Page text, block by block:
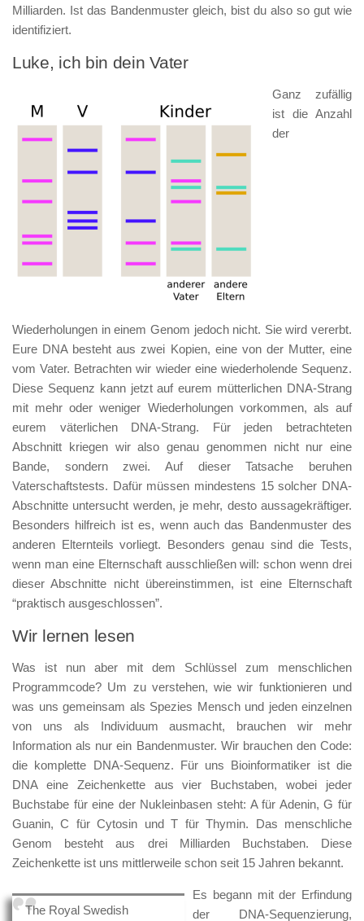
Milliarden. Ist das Bandenmuster gleich, bist du also so gut wie
identifiziert.
Luke, ich bin dein Vater
Ganz zufällig
ist die Anzahl
der
Wiederholungen in einem Genom jedoch nicht. Sie wird vererbt.
Eure DNA besteht aus zwei Kopien, eine von der Mutter, eine
vom Vater. Betrachten wir wieder eine wiederholende Sequenz.
Diese Sequenz kann jetzt auf eurem mütterlichen DNA-Strang
mit mehr oder weniger Wiederholungen vorkommen, als auf
eurem väterlichen DNA-Strang. Für jeden betrachteten
Abschnitt kriegen wir also genau genommen nicht nur eine
Bande, sondern zwei. Auf dieser Tatsache beruhen
Vaterschaftstests. Dafür müssen mindestens 15 solcher DNA-
Abschnitte untersucht werden, je mehr, desto aussagekräftiger.
Besonders hilfreich ist es, wenn auch das Bandenmuster des
anderen Elternteils vorliegt. Besonders genau sind die Tests,
wenn man eine Elternschaft ausschließen will: schon wenn drei
dieser Abschnitte nicht übereinstimmen, ist eine Elternschaft
“praktisch ausgeschlossen”.
Wir lernen lesen
Was ist nun aber mit dem Schlüssel zum menschlichen
Programmcode? Um zu verstehen, wie wir funktionieren und
was uns gemeinsam als Spezies Mensch und jeden einzelnen
von uns als Individuum ausmacht, brauchen wir mehr
Information als nur ein Bandenmuster. Wir brauchen den Code:
die komplette DNA-Sequenz. Für uns Bioinformatiker ist die
DNA eine Zeichenkette aus vier Buchstaben, wobei jeder
Buchstabe für eine der Nukleinbasen steht: A für Adenin, G für
Guanin, C für Cytosin und T für Thymin. Das menschliche
Genom besteht aus drei Milliarden Buchstaben. Diese
Zeichenkette ist uns mittlerweile schon seit 15 Jahren bekannt.
The Royal Swedish
Es begann mit der Erfindung
der DNA-Sequenzierung,